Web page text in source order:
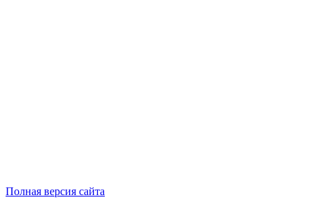
Полная версия сайта